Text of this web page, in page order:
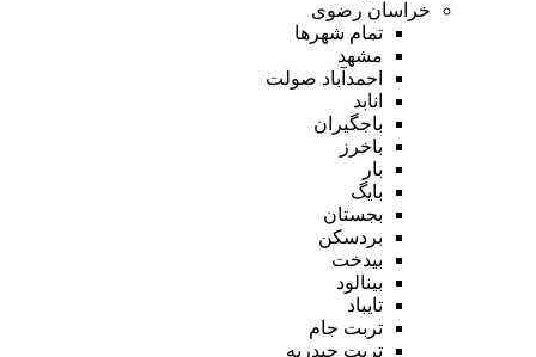
خراسان رضوی
تمام شهر‌ها
مشهد
احمدآباد صولت
انابد
باجگیران
باخرز
بار
بایگ
بجستان
بردسکن
بیدخت
بینالود
تایباد
تربت جام
تربت حیدریه